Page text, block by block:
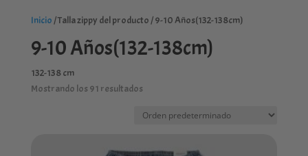
Inicio / Talla zippy del producto / 9-10 Años(132-138cm)
9-10 Años(132-138cm)
132-138 cm
Mostrando los 91 resultados